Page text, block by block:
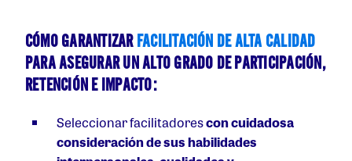
CÓMO GARANTIZARFACILITACIÓN DE ALTA CALIDAD
PARA ASEGURAR UN ALTO GRADO DE PARTICIPACIÓN,
RETENCIÓN E IMPACTO:
Seleccionar facilitadorescon cuidadosa
consideraciónde sus habilidades